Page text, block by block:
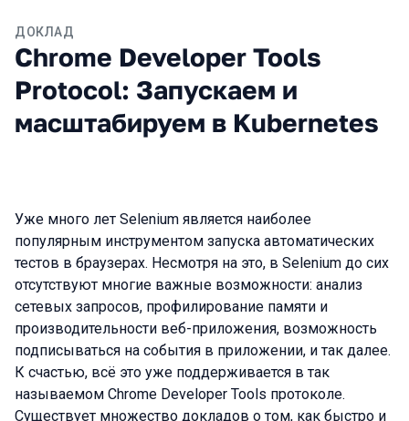
ДОКЛАД
Chrome Developer Tools
Protocol: Запускаем и
масштабируем в Kubernetes
Уже много лет Selenium является наиболее
популярным инструментом запуска автоматических
тестов в браузерах. Несмотря на это, в Selenium до сих
отсутствуют многие важные возможности: анализ
сетевых запросов, профилирование памяти и
производительности веб-приложения, возможность
подписываться на события в приложении, и так далее.
К счастью, всё это уже поддерживается в так
называемом Chrome Developer Tools протоколе.
Существует множество докладов о том, как быстро и